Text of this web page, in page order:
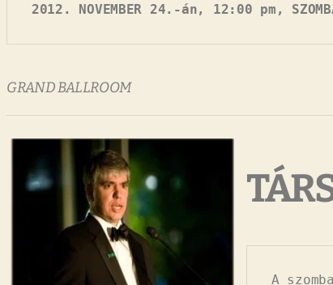
2012. NOVEMBER 24.-án, 12:00 pm,
GRAND BALLROOM
A